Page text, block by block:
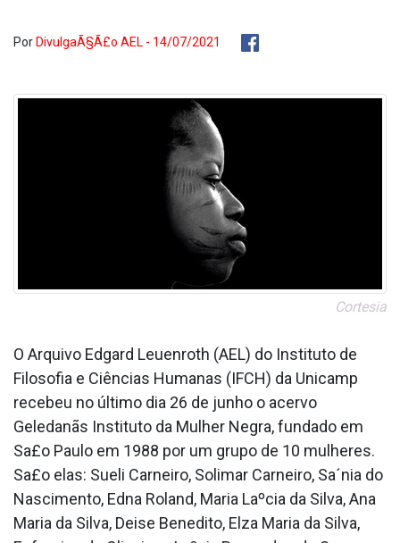
Por DivulgaÃ§Ã£o AEL - 14/07/2021
Cortesia
O Arquivo Edgard Leuenroth (AEL) do Instituto de
Filosofia e Ciências Humanas (IFCH) da Unicamp
recebeu no último dia 26 de junho o acervo
Geledanãs Instituto da Mulher Negra, fundado em
Sa£o Paulo em 1988 por um grupo de 10 mulheres.
Sa£o elas: Sueli Carneiro, Solimar Carneiro, Sa´nia do
Nascimento, Edna Roland, Maria Laºcia da Silva, Ana
Maria da Silva, Deise Benedito, Elza Maria da Silva,